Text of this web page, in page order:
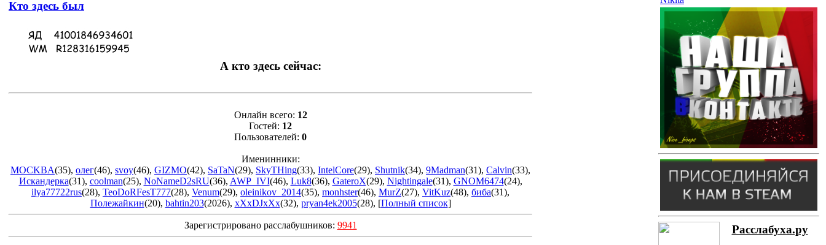
Кто здесь был
А кто здесь сейчас:
Онлайн всего: 12
Гостей: 12
Пользователей: 0
Именинники:
MOCKBA(35), олег(46), svoy(46), GIZMO(42), SaTaN(29), SkyTHing(33), IntelCore(29), Shutnik(34), 9Madman(31), Calvin(33),
Искандерка(31), coolman(25), NoNameD2sRU(36), AWP_IVI(46), Luk8(36), GateroX(29), Nightingale(31), GNOM6474(24),
ilya77722rus(28), TeoDoRFesT777(28), Venum(29), oleinikov_2014(35), monhster(46), MurZ(27), VitKuz(48), биба(31),
Полежайкин(20), bahtin203(2026), xXxDJxXx(32), pryan4ek2005(28), [Полный список]
Зарегистрировано расслабушников: 9941 Расслабуха.ру